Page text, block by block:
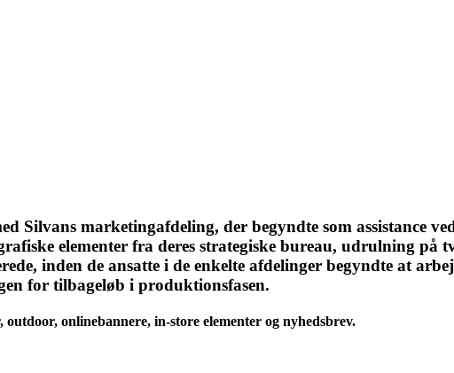
Silvans marketingafdeling, der begyndte som assistance
elementer fra deres strategiske bureau, udrulning på
inden de ansatte i de enkelte afdelinger begyndte at
for tilbageløb i produktionsfasen.
onlinebannere, in-store elementer og nyhedsbrev.